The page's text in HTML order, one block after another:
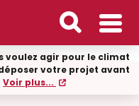
voulez agir pour le climat
votre projet avant
Voir plus...